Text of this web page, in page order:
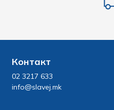
Контакт
02 3217 633
info@slavej.mk